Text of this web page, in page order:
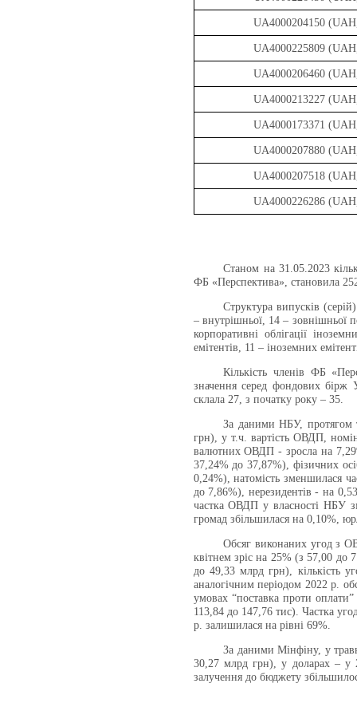
UA4000204150
UA4000225809
UA4000206460
UA4000213227
UA4000173371
UA4000207880
UA4000207518
UA4000226286
Станом на 31.05.2023
ФБ «Перспектива», становила 25
Структура випусків
– внутрішньої, 14 – зовнішньої
корпоративні облігації
емітентів, 11 – іноземних
Кількість членів ФБ
значення серед фондових бірж
склала 27, з початку року – 35.
За даними НБУ, протягом
грн), у т.ч. вартість ОВДП,
валютних ОВДП -зросла на
37,24% до 37,87%), фізичних
0,24%), натомість зменшилася
до 7,86%), нерезидентів - на
частка ОВДП у власності НБУ
громад збільшилася на 0,10%,
Обсяг виконаних угод з
квітнем зріс на 25% (з 57,00 до
до 49,33 млрд грн), кількість
аналогічним періодом 2022 р.
умовах “поставка проти
113,84 до 147,76 тис). Частка
р. залишилася на рівні 69%.
За даними Мінфіну, у
30,27 млрд грн), у доларах – у
залучення до бюджету